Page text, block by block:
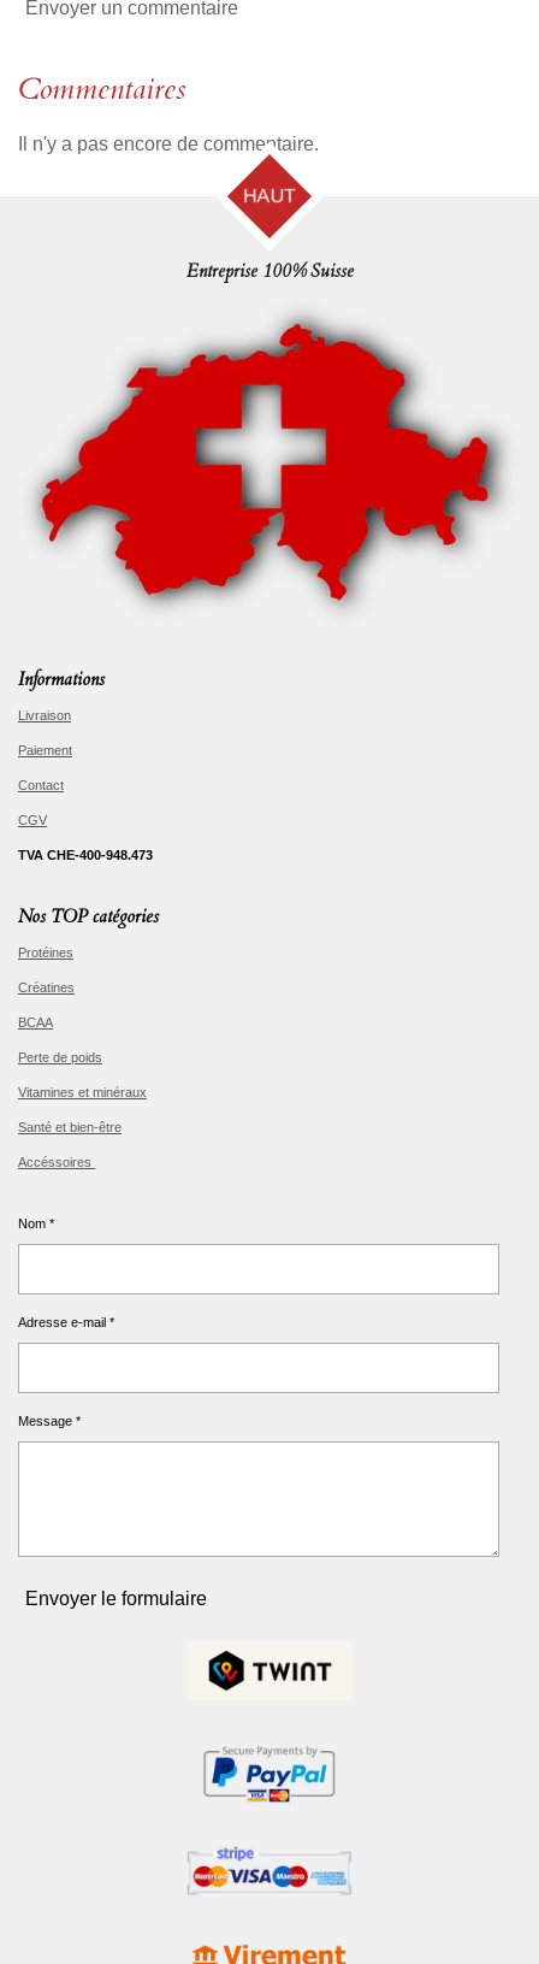
Envoyer un commentaire
Commentaires
Il n'y a pas encore de commentaire.
HAUT
Entreprise 100% Suisse
Informations
Livraison
Paiement
Contact
CGV
TVA CHE-400-948.473
Nos TOP catégories
Protéines
Créatines
BCAA
Perte de poids
Vitamines et minéraux
Santé et bien-être
Accéssoires
Nom *
Adresse e-mail *
Message *
Envoyer le formulaire